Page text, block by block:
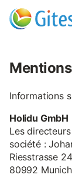
Informations
Holidu GmbH
Les
société :
Riesstrasse 24
80992 Munich